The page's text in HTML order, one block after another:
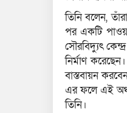
তিনি বলেন,
পর একটি
সৌরবিদ্যুৎ
নির্মাণ
বাস্তবায়ন
এর ফলে এই
তিনি।